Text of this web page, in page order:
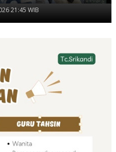
21:45 WIB